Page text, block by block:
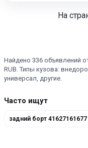
На
Найдено 336 объявлений
RUB. Типы кузова:
универсал, другие.
Часто ищут
задний борт 41627161677